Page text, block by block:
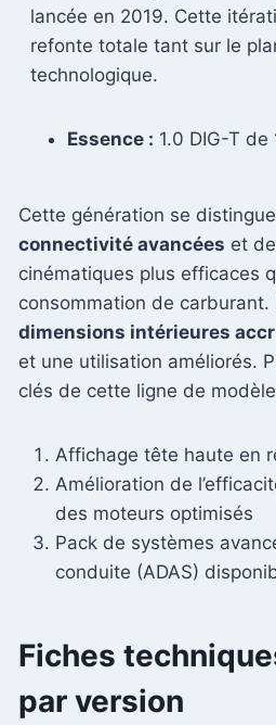
lancée en 2019. Cette
refonte totale tant sur le
technologique.
Essence : 1.0 DIG-T de
Cette génération se
connectivité avancées et
cinématiques plus efficaces
consommation de
dimensions intérieures
et une utilisation améliorés.
clés de cette ligne de
Affichage tête haute en
Amélioration de
des moteurs optimisés
Pack de systèmes
conduite (ADAS)
Fiches
par version